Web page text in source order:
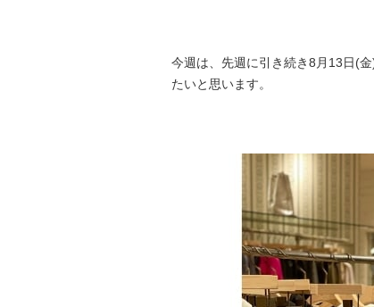
今週は、先週に引き続き8月13日(
たいと思います。